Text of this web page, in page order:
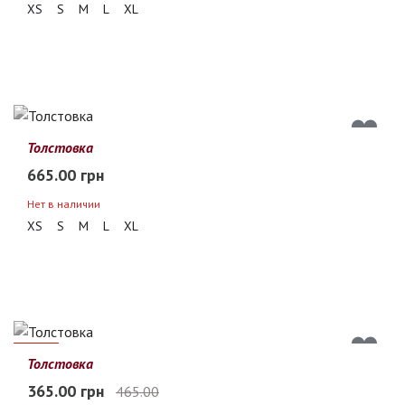
XS S M L XL
Толстовка
665.00 грн
Нет в наличии
XS S M L XL
22%
Толстовка
365.00 грн 465.00